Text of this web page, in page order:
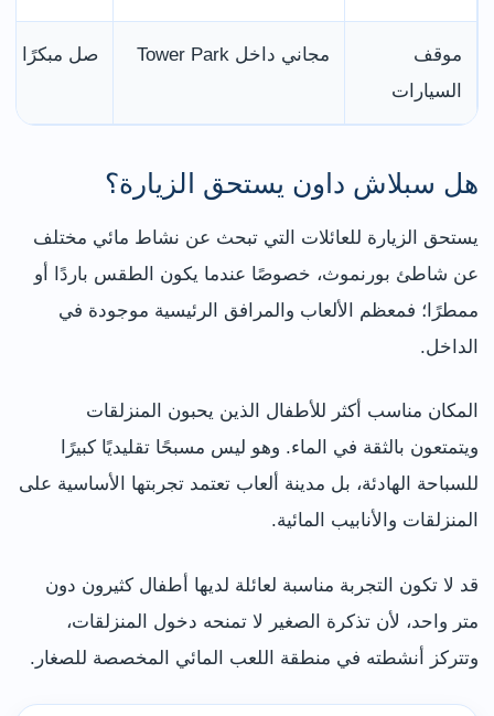
موقف
السيارات
مجاني داخل Tower Park صل مبكرًا في
هل سبلاش داون يستحق الزيارة؟
يستحق الزيارة للعائلات التي تبحث عن نشاط مائي مختلف
عن شاطئ بورنموث، خصوصًا عندما يكون الطقس باردًا أو
ممطرًا؛ فمعظم الألعاب والمرافق الرئيسية موجودة في
الداخل.
المكان مناسب أكثر للأطفال الذين يحبون المنزلقات
ويتمتعون بالثقة في الماء. وهو ليس مسبحًا تقليديًا كبيرًا
للسباحة الهادئة، بل مدينة ألعاب تعتمد تجربتها الأساسية على
المنزلقات والأنابيب المائية.
قد لا تكون التجربة مناسبة لعائلة لديها أطفال كثيرون دون
متر واحد، لأن تذكرة الصغير لا تمنحه دخول المنزلقات،
وتتركز أنشطته في منطقة اللعب المائي المخصصة للصغار.